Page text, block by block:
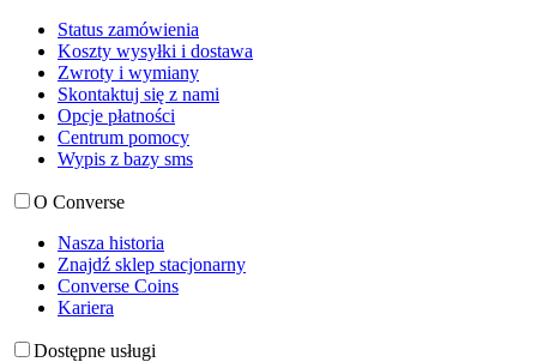
Status zamówienia
Koszty wysyłki i dostawa
Zwroty i wymiany
Skontaktuj się z nami
Opcje płatności
Centrum pomocy
Wypis z bazy sms
O Converse
Nasza historia
Znajdź sklep stacjonarny
Converse Coins
Kariera
Dostępne usługi